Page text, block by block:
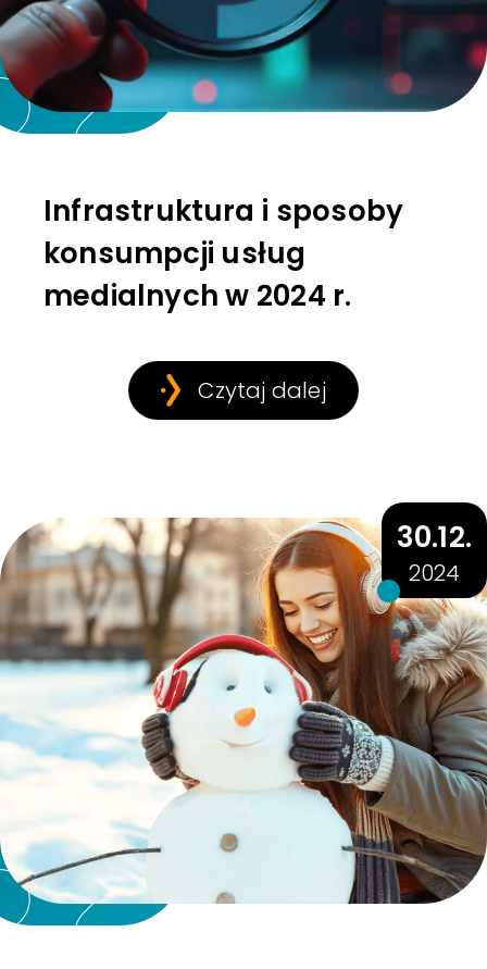
Infrastruktura i sposoby
konsumpcji usług
medialnych w 2024 r.
Czytaj dalej
30.12.
2024